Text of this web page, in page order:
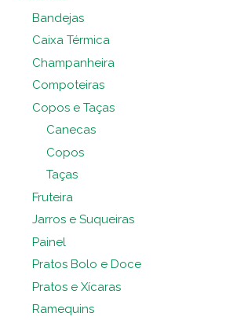
Bandejas
Caixa Térmica
Champanheira
Compoteiras
Copos e Taças
Canecas
Copos
Taças
Fruteira
Jarros e Suqueiras
Painel
Pratos Bolo e Doce
Pratos e Xícaras
Ramequins